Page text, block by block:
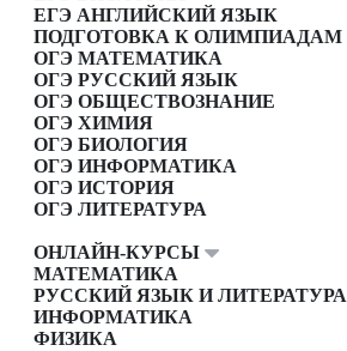
ЕГЭ АНГЛИЙСКИЙ ЯЗЫК
ПОДГОТОВКА К ОЛИМПИАДАМ
ОГЭ МАТЕМАТИКА
ОГЭ РУССКИЙ ЯЗЫК
ОГЭ ОБЩЕСТВОЗНАНИЕ
ОГЭ ХИМИЯ
ОГЭ БИОЛОГИЯ
ОГЭ ИНФОРМАТИКА
ОГЭ ИСТОРИЯ
ОГЭ ЛИТЕРАТУРА
ОНЛАЙН-КУРСЫ
МАТЕМАТИКА
РУССКИЙ ЯЗЫК И ЛИТЕРАТУРА
ИНФОРМАТИКА
ФИЗИКА